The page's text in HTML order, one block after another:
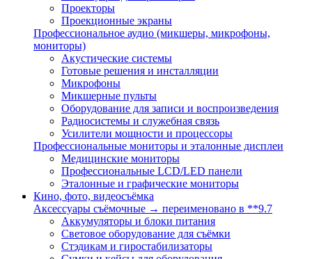
Проекторы
Проекционные экраны
Профессиональное аудио (микшеры, микрофоны,
мониторы)
Акустические системы
Готовые решения и инсталляции
Микрофоны
Микшерные пульты
Оборудование для записи и воспроизведения
Радиосистемы и служебная связь
Усилители мощности и процессоры
Профессиональные мониторы и эталонные дисплеи
Медицинские мониторы
Профессиональные LCD/LED панели
Эталонные и графические мониторы
Кино, фото, видеосъёмка
Аксессуары съёмочные → переименовано в **9.7
Аккумуляторы и блоки питания
Световое оборудование для съёмки
Стэдикам и гиростабилизаторы